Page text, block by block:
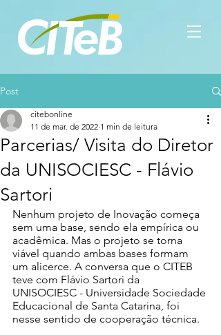
Post
Parcerias/ Visita do Diretor
da UNISOCIESC - Flávio
Sartori
citebonline
11 de mar. de 2022 1 min de leitura
Nenhum projeto de Inovação começa
sem uma base, sendo ela empírica ou
acadêmica. Mas o projeto se torna
viável quando ambas bases formam
um alicerce. A conversa que o CITEB
teve com Flávio Sartori da
UNISOCIESC - Universidade Sociedade
Educacional de Santa Catarina, foi
nesse sentido de cooperação técnica.